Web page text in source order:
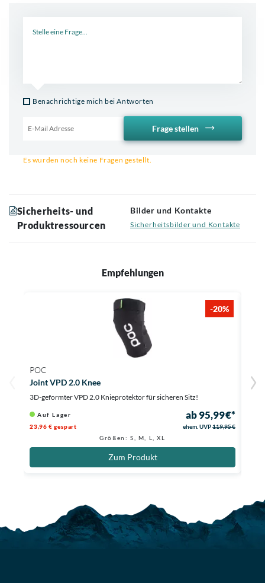
Benachrichtige mich bei Antworten
Frage stellen
Es wurden noch keine Fragen gestellt.
Sicherheits- und
Produktressourcen
Bilder und Kontakte
Sicherheitsbilder und Kontakte
Empfehlungen
-20%
POC
Joint VPD 2.0 Knee
3D-geformter VPD 2.0 Knieprotektor für sicheren Sitz!
Auf Lager ab 95,99 €*
23,96 € gespart ehem. UVP119,95 €
Größen: S, M, L, XL
Zum Produkt